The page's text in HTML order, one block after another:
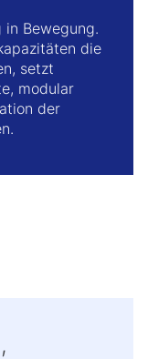
in Bewegung.
die
setzt
modular
der